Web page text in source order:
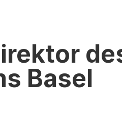
Basel